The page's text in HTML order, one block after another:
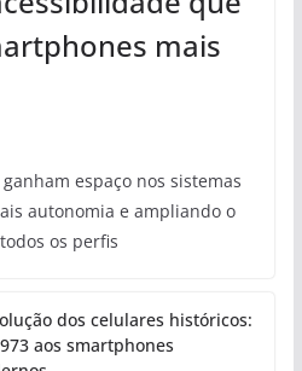
mais
espaço nos sistemas
autonomia e ampliando o
os perfis
dos celulares históricos:
aos smartphones